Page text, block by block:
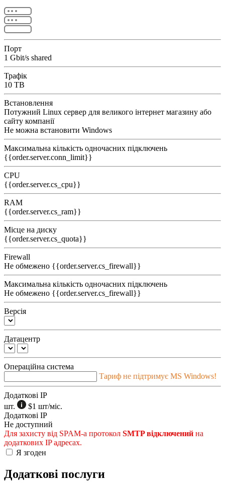
Порт
1 Gbit/s shared
Трафік
10 TB
Встановлення
Потужний Linux сервер для великого інтернет магазину або
сайту компанії
Не можна встановити Windows
Максимальна кількість одночасних підключень
{{order.server.conn_limit}}
CPU
{{order.server.cs_cpu}}
RAM
{{order.server.cs_ram}}
Місце на диску
{{order.server.cs_quota}}
Firewall
Не обмежено {{order.server.cs_firewall}}
Максимальна кількість одночасних підключень
Не обмежено {{order.server.cs_firewall}}
Версія
Датацентр
Операційна система
Тариф не підтримує MS Windows!
Додаткові IP
шт.
$1 шт/міс.
Додаткові IP
Не доступний
Для захисту від SPAM-а протокол SMTP відключений на
додаткових IP адресах.
Я згоден
Додаткові послуги